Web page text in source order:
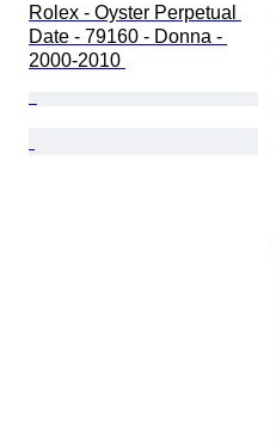
Rolex - Oyster Perpetual
Date - 79160 - Donna -
2000-2010